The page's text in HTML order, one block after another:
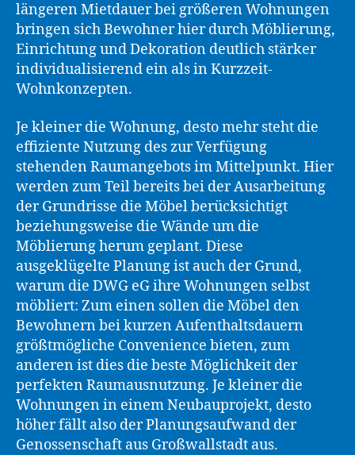
längeren Mietdauer bei größeren Wohnungen
bringen sich Bewohner hier durch Möblierung,
Einrichtung und Dekoration deutlich stärker
individualisierend ein als in Kurzzeit-
Wohnkonzepten.
Je kleiner die Wohnung, desto mehr steht die
effiziente Nutzung des zur Verfügung
stehenden Raumangebots im Mittelpunkt. Hier
werden zum Teil bereits bei der Ausarbeitung
der Grundrisse die Möbel berücksichtigt
beziehungsweise die Wände um die
Möblierung herum geplant. Diese
ausgeklügelte Planung ist auch der Grund,
warum die DWG eG ihre Wohnungen selbst
möbliert: Zum einen sollen die Möbel den
Bewohnern bei kurzen Aufenthaltsdauern
größtmögliche Convenience bieten, zum
anderen ist dies die beste Möglichkeit der
perfekten Raumausnutzung. Je kleiner die
Wohnungen in einem Neubauprojekt, desto
höher fällt also der Planungsaufwand der
Genossenschaft aus Großwallstadt aus.